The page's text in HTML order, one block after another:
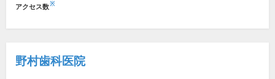
アクセス数※
野村歯科医院